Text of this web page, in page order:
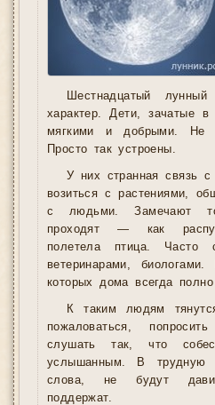
Шестнадцатый
характер. Дети, зачатые
мягкими и добрыми. Не
Просто так устроены.
У них странная связь
возиться с растениями,
с людьми. Замечают
проходят — как
полетела птица. Часто
ветеринарами,
которых дома всегда
К таким людям
пожаловаться,
слушать так, что
услышанным. В трудную
слова, не будут
поддержат.